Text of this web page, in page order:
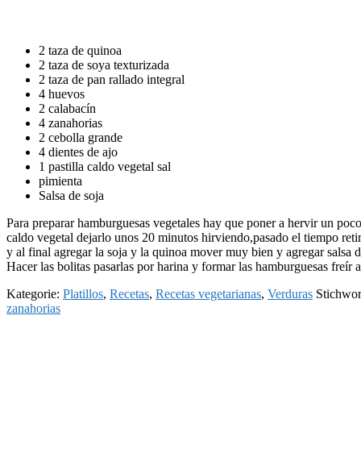
2 taza de quinoa
2 taza de soya texturizada
2 taza de pan rallado integral
4 huevos
2 calabacín
4 zanahorias
2 cebolla grande
4 dientes de ajo
1 pastilla caldo vegetal sal
pimienta
Salsa de soja
Para preparar hamburguesas vegetales hay que poner a hervir un
caldo vegetal dejarlo unos 20 minutos hirviendo,pasado el tiempo
y al final agregar la soja y la quinoa mover muy bien y agregar salsa
Hacer las bolitas pasarlas por harina y formar las hamburguesas
Kategorie: Platillos, Recetas, Recetas vegetarianas, Verduras
zanahorias